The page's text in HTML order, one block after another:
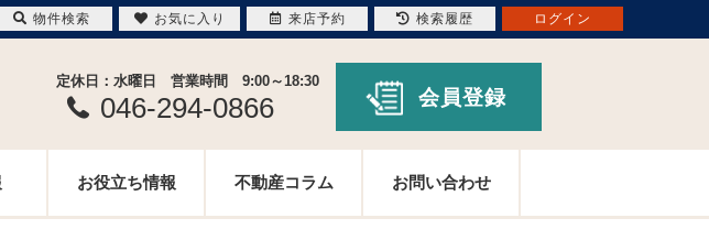
定休日：水曜日 営業時間 9:00～18:30
046-294-0866 会員登録
お役立ち情報 不動産コラム お問い合わせ
物件検索 お気に入り 来店予約 検索履歴 ログイン